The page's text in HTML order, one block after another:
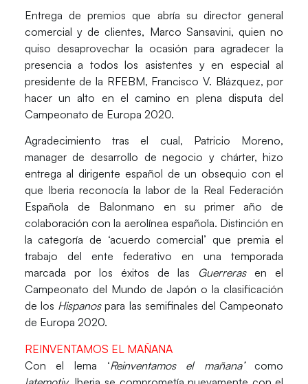
Entrega de premios que abría su director general
comercial y de clientes, Marco Sansavini, quien no
quiso desaprovechar la ocasión para agradecer la
presencia a todos los asistentes y en especial al
presidente de la RFEBM, Francisco V. Blázquez, por
hacer un alto en el camino en plena disputa del
Campeonato de Europa 2020.
Agradecimiento tras el cual, Patricio Moreno,
manager de desarrollo de negocio y chárter, hizo
entrega al dirigente español de un obsequio con el
que Iberia reconocía la labor de la Real Federación
Española de Balonmano en su primer año de
colaboración con la aerolínea española. Distinción en
la categoría de ‘acuerdo comercial’ que premia el
trabajo del ente federativo en una temporada
marcada por los éxitos de las Guerrerasen el
Campeonato del Mundo de Japón o la clasificación
de los Hispanospara las semifinales del Campeonato
de Europa 2020.
REINVENTAMOS EL MAÑANA
Con el lema ‘Reinventamos el mañana’
como